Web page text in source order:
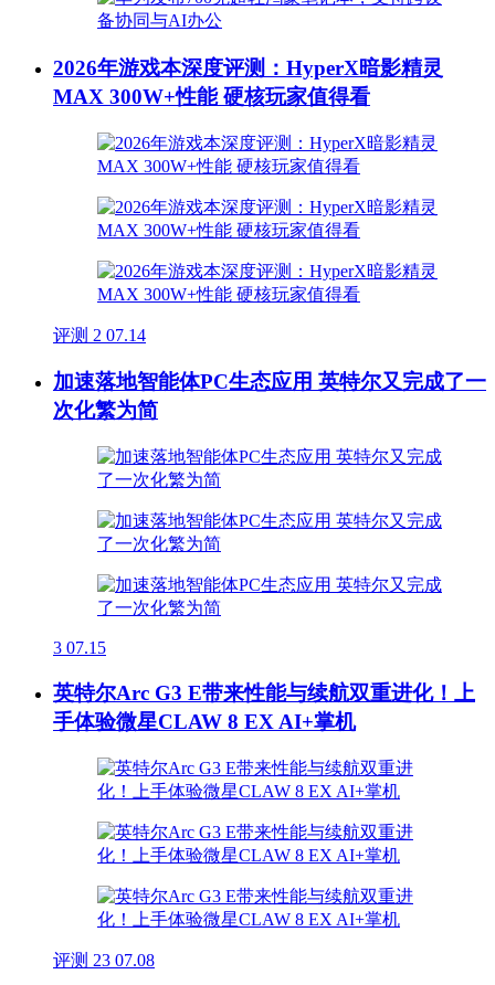
2026年游戏本深度评测：HyperX暗影精灵
MAX 300W+性能 硬核玩家值得看
评测 2 07.14
加速落地智能体PC生态应用 英特尔又完成了一
次化繁为简
3 07.15
英特尔Arc G3 E带来性能与续航双重进化！上
手体验微星CLAW 8 EX AI+掌机
评测 23 07.08